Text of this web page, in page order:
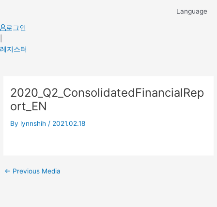
content
Language
로그인
레지스터
2020_Q2_ConsolidatedFinancialRep
ort_EN
By lynnshih / 2021.02.18
navigation
← Previous Media